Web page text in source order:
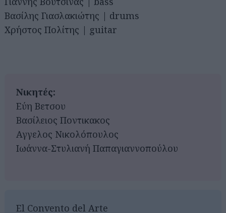
Βασίλης Γιασλακιώτης | drums
Χρήστος Πολίτης | guitar
Νικητές:
Εύη Βετσου
Βασίλειος Ποντικακος
Αγγελος Νικολόπουλος
Ιωάννα-Στυλιανή Παπαγιαννοπούλου
El Convento del Arte